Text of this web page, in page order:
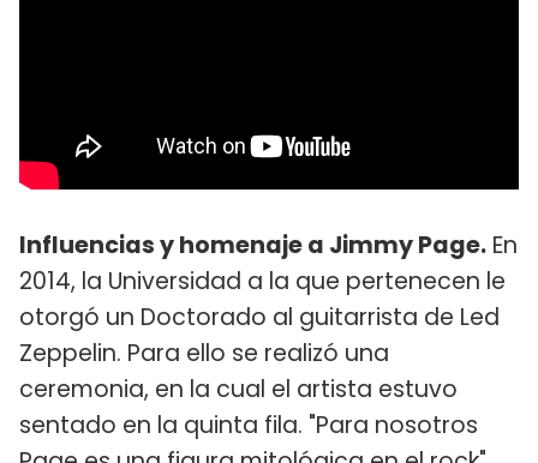
Influencias y homenaje a Jimmy Page. En
2014, la Universidad a la que pertenecen le
otorgó un Doctorado al guitarrista de Led
Zeppelin. Para ello se realizó una
ceremonia, en la cual el artista estuvo
sentado en la quinta fila. "Para nosotros